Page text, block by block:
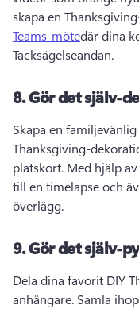
skapa en
Teams-mötedär dina
Tacksägelseandan.
8.Gör det själv-
Skapa en
Thanksgiving-
platskort. Med hjälp av
till en timelapse och
överlägg.
9.Gör det själv-
Dela dina favorit DIY
anhängare. Samla